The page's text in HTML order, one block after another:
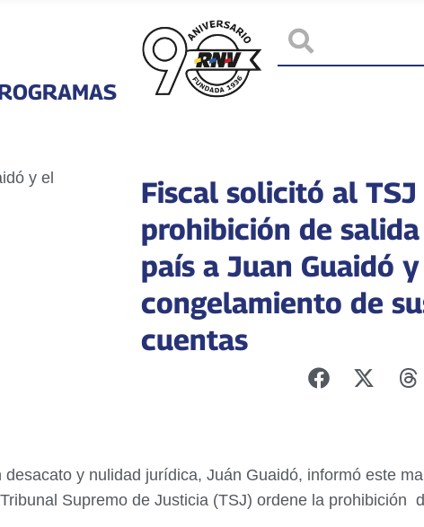
Fiscal solicitó al TSJ
prohibición de
país a Juan Guaidó
congelamiento de
cuentas
y nulidad jurídica, Juán Guaidó, informó este
Supremo de Justicia (TSJ) ordene la prohibición